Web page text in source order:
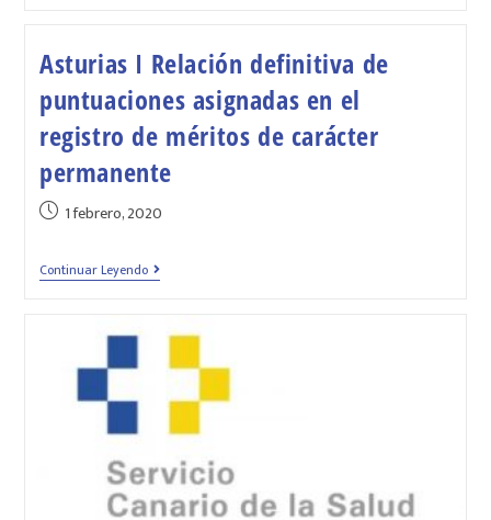
Asturias I Relación definitiva de
puntuaciones asignadas en el
registro de méritos de carácter
permanente
1 febrero, 2020
Continuar Leyendo